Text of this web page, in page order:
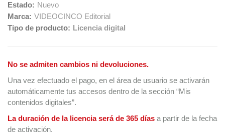
Estado: Nuevo
Marca: VIDEOCINCO Editorial
Tipo de producto: Licencia digital
No se admiten cambios ni devoluciones.
Una vez efectuado el pago, en el área de usuario se activarán
automáticamente tus accesos dentro de la sección “Mis
contenidos digitales”.
La duración de la licencia será de 365 días a partir de la fecha
de activación.